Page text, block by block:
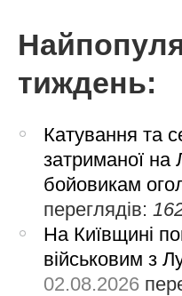
тиждень:
Катування та
затриманої на
бойовикам
переглядів:
На Київщині
військовим з
02.08.2026